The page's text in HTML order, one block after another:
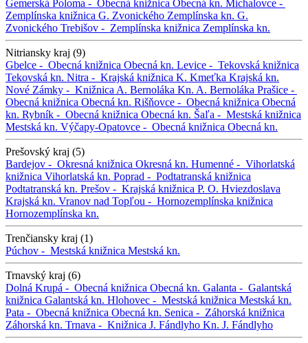
Gemerská Poloma - Obecná knižnica Obecná kn. Michalovce -
Zemplínska knižnica G. Zvonického Zemplínska kn. G.
Zvonického Trebišov - Zemplínska knižnica Zemplínska kn.
Nitriansky kraj (9)
Gbelce - Obecná knižnica Obecná kn. Levice - Tekovská knižnica
Tekovská kn. Nitra - Krajská knižnica K. Kmeťka Krajská kn.
Nové Zámky - Knižnica A. Bernoláka Kn. A. Bernoláka Prašice -
Obecná knižnica Obecná kn. Rišňovce - Obecná knižnica Obecná
kn. Rybník - Obecná knižnica Obecná kn. Šaľa - Mestská knižnica
Mestská kn. Výčapy-Opatovce - Obecná knižnica Obecná kn.
Prešovský kraj (5)
Bardejov - Okresná knižnica Okresná kn. Humenné - Vihorlatská
knižnica Vihorlatská kn. Poprad - Podtatranská knižnica
Podtatranská kn. Prešov - Krajská knižnica P. O. Hviezdoslava
Krajská kn. Vranov nad Topľou - Hornozemplínska knižnica
Hornozemplínska kn.
Trenčiansky kraj (1)
Púchov - Mestská knižnica Mestská kn.
Trnavský kraj (6)
Dolná Krupá - Obecná knižnica Obecná kn. Galanta - Galantská
knižnica Galantská kn. Hlohovec - Mestská knižnica Mestská kn.
Pata - Obecná knižnica Obecná kn. Senica - Záhorská knižnica
Záhorská kn. Trnava - Knižnica J. Fándlyho Kn. J. Fándlyho